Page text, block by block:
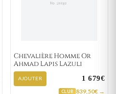
Chevalière Homme Or
Ahmad Lapis Lazuli
AJOUTER 1 679€
CLUB 839,50€ →